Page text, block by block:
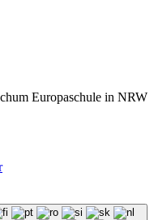
Europaschule in NRW